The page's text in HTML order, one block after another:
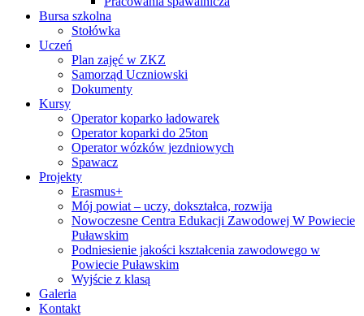
Bursa szkolna
Stołówka
Uczeń
Plan zajęć w ZKZ
Samorząd Uczniowski
Dokumenty
Kursy
Operator koparko ładowarek
Operator koparki do 25ton
Operator wózków jezdniowych
Spawacz
Projekty
Erasmus+
Mój powiat – uczy, dokształca, rozwija
Nowoczesne Centra Edukacji Zawodowej W Powiecie
Puławskim
Podniesienie jakości kształcenia zawodowego w
Powiecie Puławskim
Wyjście z klasą
Galeria
Kontakt